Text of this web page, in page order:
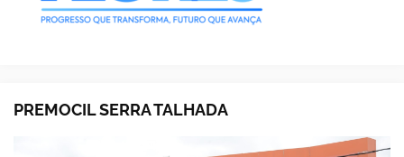
PREMOCIL SERRA TALHADA